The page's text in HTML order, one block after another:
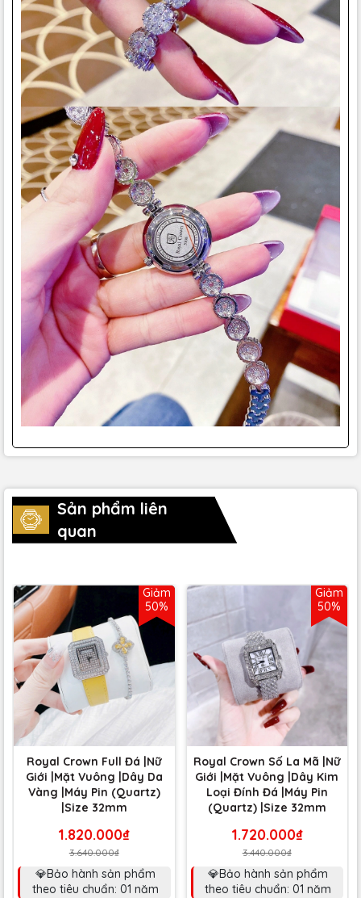
Sản phẩm liên
quan
Giảm
50%
Royal Crown Full Đá |Nữ
Giới |Mặt Vuông |Dây Da
Vàng |Máy Pin (Quartz)
|Size 32mm
1.820.000₫
3.640.000₫
💎Bảo hành sản phẩm
theo tiêu chuẩn: 01 năm
Giảm
50%
Royal Crown Số La Mã |Nữ
Giới |Mặt Vuông |Dây Kim
Loại Đính Đá |Máy Pin
(Quartz) |Size 32mm
1.720.000₫
3.440.000₫
💎Bảo hành sản phẩm
theo tiêu chuẩn: 01 năm